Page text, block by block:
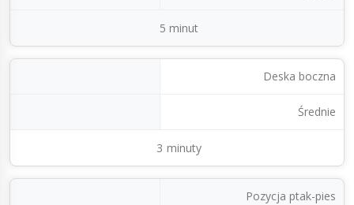
5 minut
Deska boczna
Średnie
3 minuty
Pozycja ptak-pies